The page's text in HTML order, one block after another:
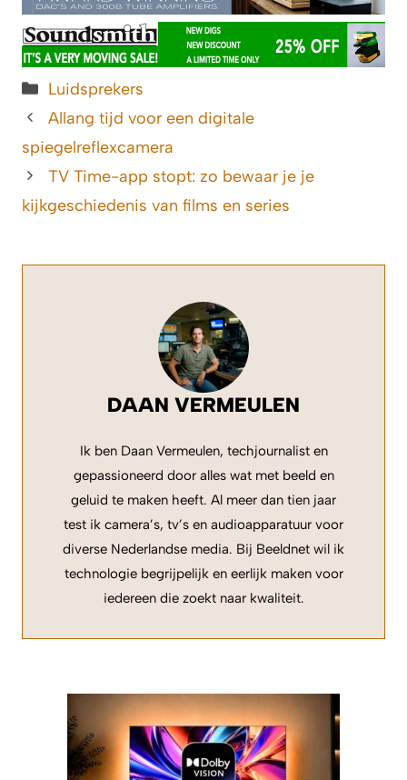
Categorieën
Luidsprekers
Allang tijd voor een digitale
spiegelreflexcamera
TV Time-app stopt: zo bewaar je je
kijkgeschiedenis van films en series
DAAN VERMEULEN
Ik ben Daan Vermeulen, techjournalist en
gepassioneerd door alles wat met beeld en
geluid te maken heeft. Al meer dan tien jaar
test ik camera’s, tv’s en audioapparatuur voor
diverse Nederlandse media. Bij Beeldnet wil ik
technologie begrijpelijk en eerlijk maken voor
iedereen die zoekt naar kwaliteit.